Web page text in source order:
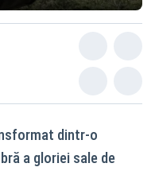
dintr-o
a gloriei sale de